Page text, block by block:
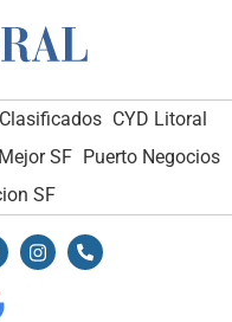
Clasificados CYD Litoral
SF Puerto Negocios
SF